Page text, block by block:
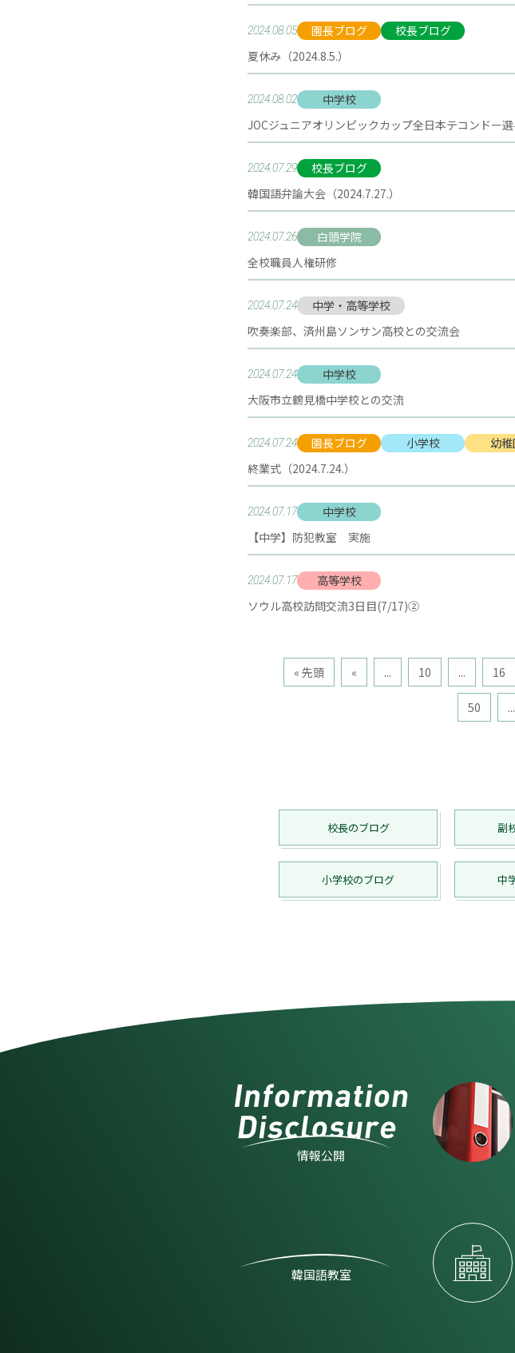
2024.08.05 園長ブログ
校長ブログ
夏休み（2024.8.5.）
2024.08.02
中学校
JOCジュニアオリンピックカップ全日本テコンドー
2024.07.29
校長ブログ
韓国語弁論大会（2024.7.27.）
2024.07.26
白頭学院
全校職員人権研修
2024.07.24
中学・高等学校
吹奏楽部、済州島ソンサン高校との交流会
2024.07.24
中学校
大阪市立鶴見橋中学校との交流
2024.07.24 園長ブログ 小学校 幼稚
終業式（2024.7.24.）
2024.07.17
中学校
【中学】防犯教室 実施
2024.07.17
高等学校
ソウル高校訪問交流3日目(7/17)②
« 先頭 « ... 10 ... 16
50 ...
校長のブログ 副
小学校のブログ 中
情報公開
韓国語教室